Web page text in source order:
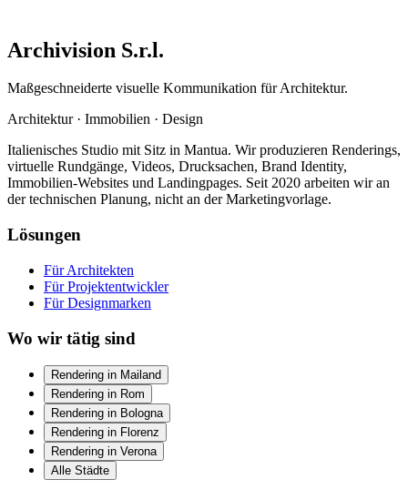
Archivision S.r.l.
Maßgeschneiderte visuelle Kommunikation für Architektur.
Architektur · Immobilien · Design
Italienisches Studio mit Sitz in Mantua. Wir produzieren Renderings,
virtuelle Rundgänge, Videos, Drucksachen, Brand Identity,
Immobilien-Websites und Landingpages. Seit 2020 arbeiten wir an
der technischen Planung, nicht an der Marketingvorlage.
Lösungen
Für Architekten
Für Projektentwickler
Für Designmarken
Wo wir tätig sind
Rendering in Mailand
Rendering in Rom
Rendering in Bologna
Rendering in Florenz
Rendering in Verona
Alle Städte